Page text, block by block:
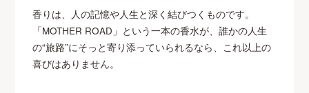
香りは、人の記憶や人生と深く結びつくものです。
「MOTHER ROAD」という一本の香水が、誰かの人生
の“旅路”にそっと寄り添っていられるなら、これ以上の
喜びはありません。